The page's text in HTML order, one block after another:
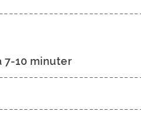
7-10 minuter